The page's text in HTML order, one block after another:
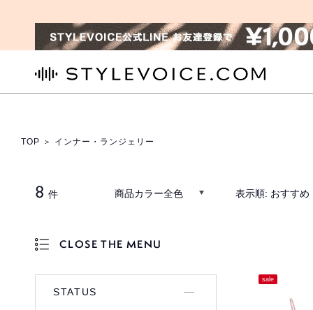
TOP ＞ インナー・ランジェリー
8 件 商品カラー全色 表示順: おすすめ
CLOSE THE MENU
STATUS
sale